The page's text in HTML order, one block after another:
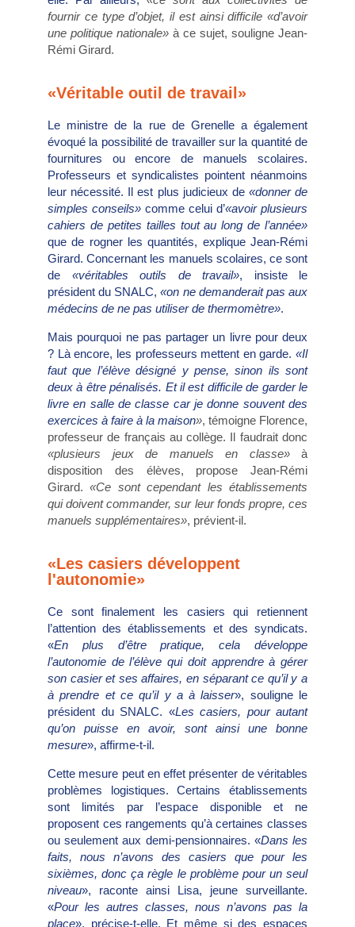
fournir ce type d’objet, il est ainsi difficile «d’avoir
une politique nationale» à ce sujet, souligne Jean-
Rémi Girard.
«Véritable outil de travail»
Le ministre de la rue de Grenelle a également
évoqué la possibilité de travailler sur la quantité de
fournitures ou encore de manuels scolaires.
Professeurs et syndicalistes pointent néanmoins
leur nécessité. Il est plus judicieux de «donner de
simples conseils» comme celui d’«avoir plusieurs
cahiers de petites tailles tout au long de l’année»
que de rogner les quantités, explique Jean-Rémi
Girard. Concernant les manuels scolaires, ce sont
de «véritables outils de travail», insiste le
président du SNALC,«on ne demanderait pas aux
médecins de ne pas utiliser de thermomètre».
Mais pourquoi ne pas partager un livre pour deux
? Là encore, les professeurs mettent en garde. «Il
faut que l’élève désigné y pense, sinon ils sont
deux à être pénalisés. Et il est difficile de garder le
livre en salle de classe car je donne souvent des
exercices à faire à la maison», témoigne Florence,
professeur de français au collège. Il faudrait donc
«plusieurs jeux de manuels en classe»à
disposition des élèves, propose Jean-Rémi
Girard.«Ce sont cependant les établissements
qui doivent commander, sur leur fonds propre, ces
manuels supplémentaires», prévient-il.
«Les casiers développent
l'autonomie»
Ce sont finalement les casiers qui retiennent
l’attention des établissements et des syndicats.
«En plus d’être pratique, cela développe
l’autonomie de l’élève qui doit apprendre à gérer
son casier et ses affaires, en séparant ce qu’il y a
à prendre et ce qu’il y a à laisser», souligne le
président du SNALC. «Les casiers, pour autant
qu’on puisse en avoir, sont ainsi une bonne
mesure», affirme-t-il.
Cette mesure peut en effet présenter de véritables
problèmes logistiques. Certains établissements
sont limités par l’espace disponible et ne
proposent ces rangements qu’à certaines classes
ou seulement aux demi-pensionnaires. «Dans les
faits, nous n’avons des casiers que pour les
sixièmes, donc ça règle le problème pour un seul
niveau», raconte ainsi Lisa, jeune surveillante.
«Pour les autres classes, nous n’avons pas la
place», précise-t-elle. Et même si des espaces